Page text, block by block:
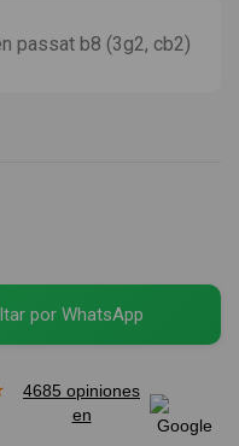
passat b8 (3g2, cb2)
por WhatsApp
4685 opiniones
en